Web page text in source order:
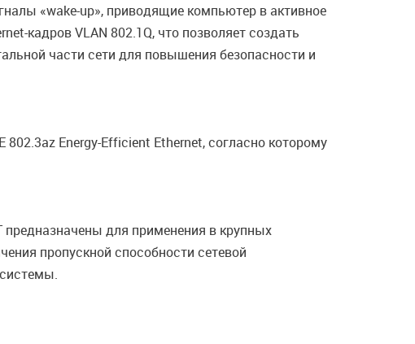
«wake-up», приводящие компьютер в активное
кадров VLAN 802.1Q, что позволяет создать
части сети для повышения безопасности и
802.3az Energy-Efficient Ethernet, согласно которому
предназначены для применения в крупных
пропускной способности сетевой